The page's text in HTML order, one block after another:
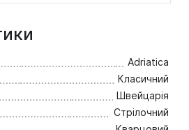
Adriatica
Класичний
Швейцарія
Стрілочний